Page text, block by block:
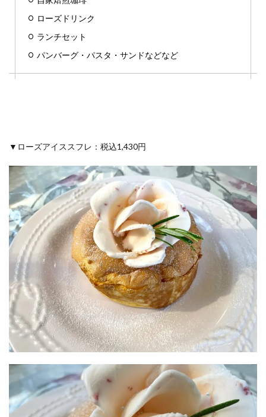
ローズドリンク
ランチセット
パンバーグ・パスタ・サンドなどなど
▼ローズアイススフレ：税込1,430円